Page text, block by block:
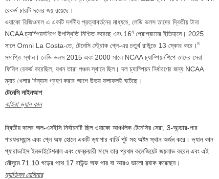
রেকর্ড চারটি দলের জয় রয়েছে।
ওয়াকো রিজিওনাল এ একটি দর্শনীয় প্রত্যাবর্তনের মাধ্যমে, লেডি ভলস তাদের দ্বিতীয় টানা
NCAA চ্যাম্পিয়নশিপে উপস্থিতি নিশ্চিত করেছে এবং 16ম প্রোগ্রামের ইতিহাসে। 2025
সালে Omni La Costa-তে, টেনেসি স্ট্রোক প্লে-এর চতুর্থ রাউন্ডে 13 স্কোর করে।ম
সমাপ্তি স্থান। লেডি ভলস 2015 এবং 2000 সালে NCAA চ্যাম্পিয়নশিপে তাদের সেরা
ফিনিশ রেকর্ড করেছিল, যখন তারা পঞ্চম স্থানে ছিল। দল চ্যাম্পিয়ন নির্ধারণের জন্য NCAA
ম্যাচ খেলার বিন্যাস গ্রহণ করার আগে উভয় ফলাফলই ঘটেছে।
টেনেসি লাইনআপ
কাইরা ভ্যান কান
দ্বিতীয় দলের অল-এসইসি নির্বাচনটি ছিল ওয়াকো আঞ্চলিক টেনেসির সেরা, 3-আন্ডার-পার
পারফরম্যান্স এবং প্লে অফ হোলে একটি ড্যাগার বার্ডি পুট সহ অষ্টম স্থান অর্জন করে। ভ্যান কান
প্যারাডাইস ইনভাইটেশনাল এবং ফেব্রুয়ারী মাসে তার প্রথম কলেজিয়েট জয়লাভ করেন এবং এই
মৌসুমে 71.10 গড়ের পথে 17 রাউন্ড অফ পার বা আরও ভালো র‍্যাক করেছেন।
ম্যাডিসন মেসিমার